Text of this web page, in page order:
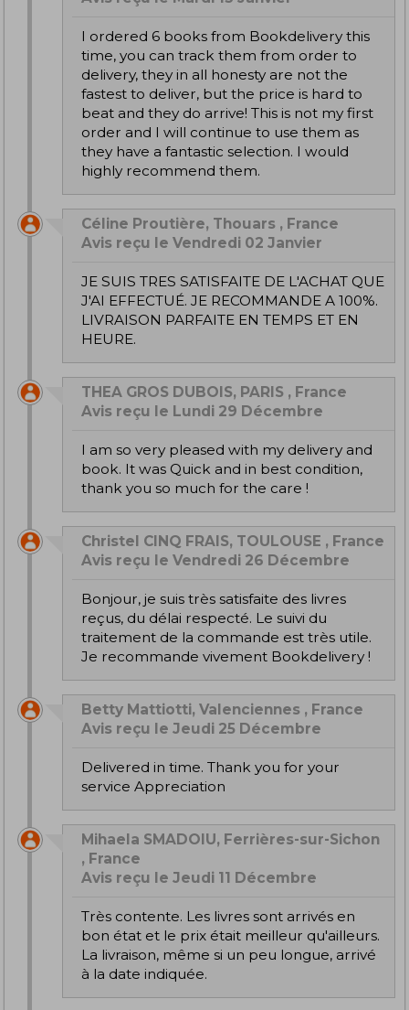
I ordered 6 books from Bookdelivery this
time, you can track them from order to
delivery, they in all honesty are not the
fastest to deliver, but the price is hard to
beat and they do arrive! This is not my first
order and I will continue to use them as
they have a fantastic selection. I would
highly recommend them.
Céline Proutière, Thouars , France
Avis reçu le Vendredi 02 Janvier
JE SUIS TRES SATISFAITE DE L'ACHAT QUE
J'AI EFFECTUÉ. JE RECOMMANDE A 100%.
LIVRAISON PARFAITE EN TEMPS ET EN
HEURE.
THEA GROS DUBOIS, PARIS , France
Avis reçu le Lundi 29 Décembre
I am so very pleased with my delivery and
book. It was Quick and in best condition,
thank you so much for the care !
Christel CINQ FRAIS, TOULOUSE , France
Avis reçu le Vendredi 26 Décembre
Bonjour, je suis très satisfaite des livres
reçus, du délai respecté. Le suivi du
traitement de la commande est très utile.
Je recommande vivement Bookdelivery !
Betty Mattiotti, Valenciennes , France
Avis reçu le Jeudi 25 Décembre
Delivered in time. Thank you for your
service Appreciation
Mihaela SMADOIU, Ferrières-sur-Sichon
, France
Avis reçu le Jeudi 11 Décembre
Très contente. Les livres sont arrivés en
bon état et le prix était meilleur qu'ailleurs.
La livraison, même si un peu longue, arrivé
à la date indiquée.